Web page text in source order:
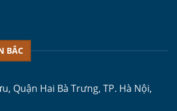
BẮC
Quận Hai Bà Trưng, TP. Hà Nội,